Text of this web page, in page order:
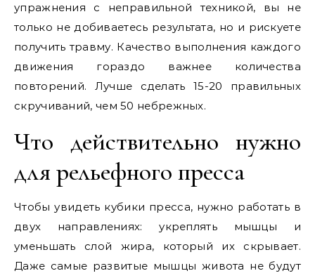
упражнения с неправильной техникой, вы не
только не добиваетесь результата, но и рискуете
получить травму. Качество выполнения каждого
движения гораздо важнее количества
повторений. Лучше сделать 15-20 правильных
скручиваний, чем 50 небрежных.
Что действительно нужно
для рельефного пресса
Чтобы увидеть кубики пресса, нужно работать в
двух направлениях: укреплять мышцы и
уменьшать слой жира, который их скрывает.
Даже самые развитые мышцы живота не будут